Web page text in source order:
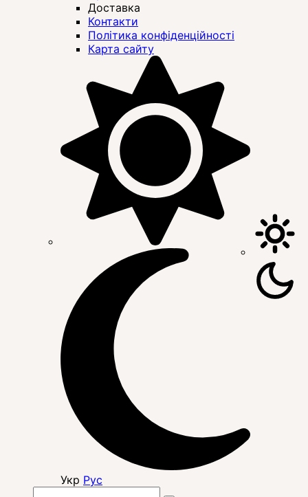
Доставка
Контакти
Політика конфіденційності
Карта сайту
Укр Рус